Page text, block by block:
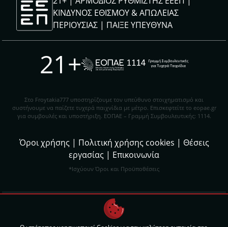
ΚΙΝΔΥΝΟΣ ΕΘΙΣΜΟΥ & ΑΠΩΛΕΙΑΣ
ΠΕΡΙΟΥΣΙΑΣ | ΠΑΙΞΕ ΥΠΕΥΘΥΝΑ
21+
Στο Froytakia777 υποστηρίζουμε τον υπεύθυνο στοιχηματισμό και
συστήνουμε να παίζετε τυχερά παιχνίδια με μέτρο. Eπισκεφτείτε το eopae.gr
για συμβουλές και υποστήριξη. ΕΟΠΑΕ – Γραμμή Συμβουλευτικής: 1114.
Όροι χρήσης | Πολιτική χρήσης cookies | Θέσεις
εργασίας | Επικοινωνία
*Ισχύουν Όροι και Προϋποθέσεις
Σχεδιασμός ιστοτόπου:
Ανάπτυξη & Φιλοξενία Ιστοτόπου: